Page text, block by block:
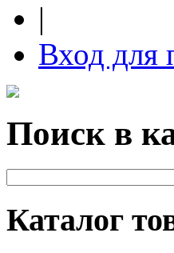
|
Вход для
Поиск в
Каталог